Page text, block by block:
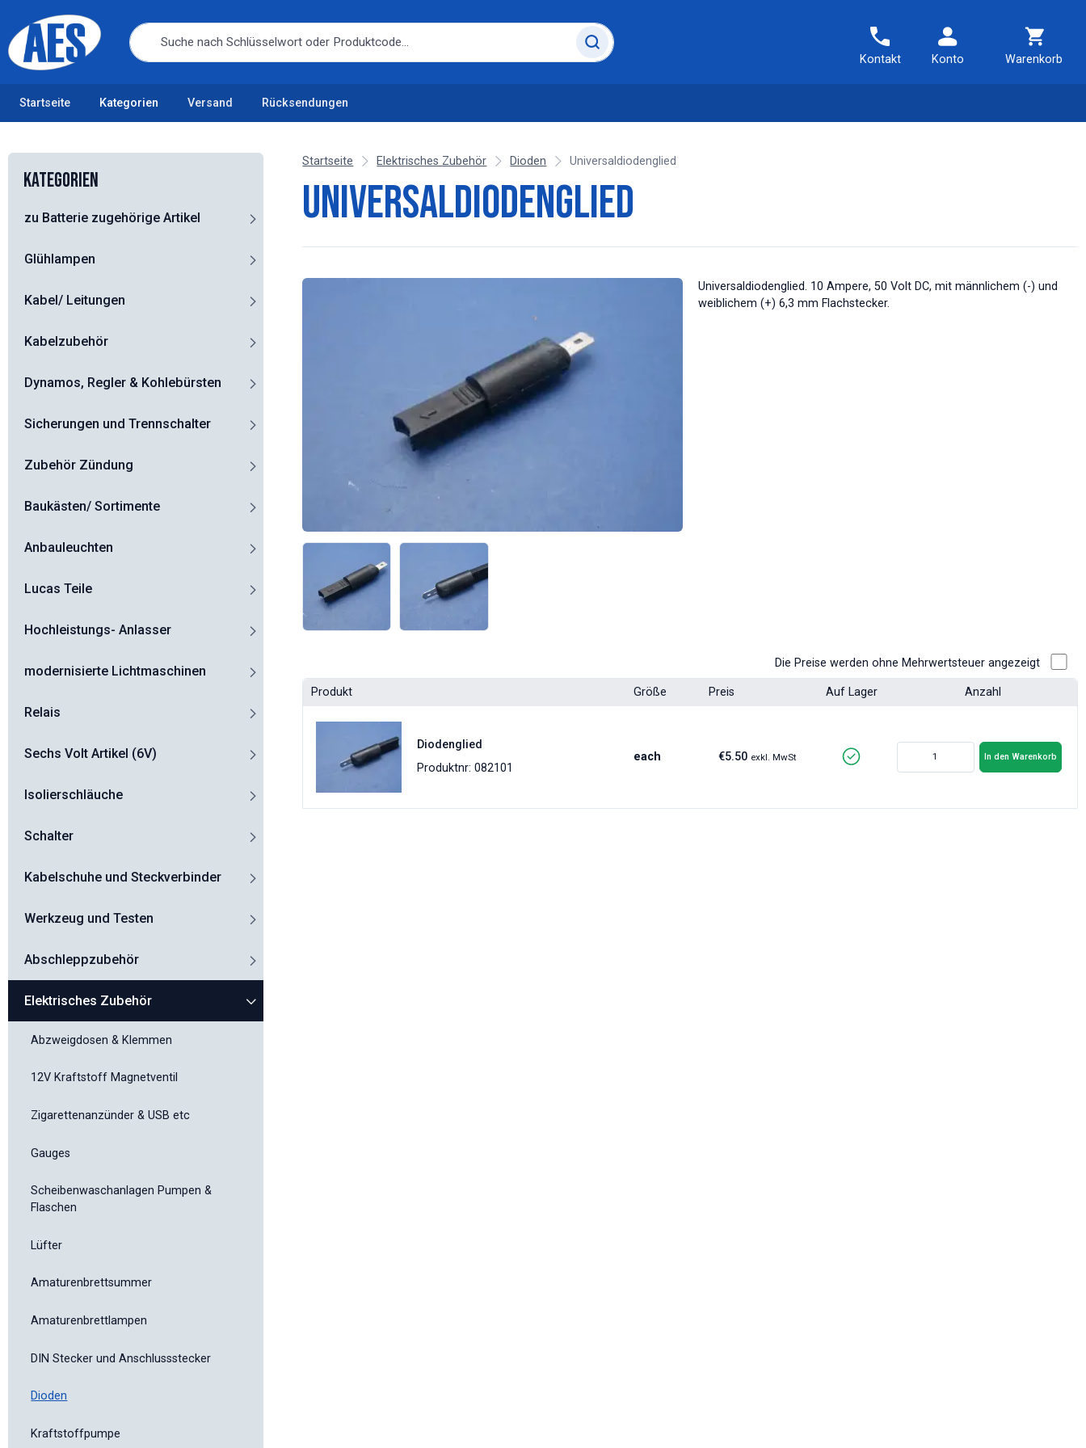
Kontakt Konto Warenkorb
Startseite Kategorien Versand Rücksendungen
Kategorien
zu Batterie zugehörige Artikel
Glühlampen
Kabel/ Leitungen
Kabelzubehör
Dynamos, Regler & Kohlebürsten
Sicherungen und Trennschalter
Zubehör Zündung
Baukästen/ Sortimente
Anbauleuchten
Lucas Teile
Hochleistungs- Anlasser
modernisierte Lichtmaschinen
Relais
Sechs Volt Artikel (6V)
Isolierschläuche
Schalter
Kabelschuhe und Steckverbinder
Werkzeug und Testen
Abschleppzubehör
Elektrisches Zubehör
Abzweigdosen & Klemmen
12V Kraftstoff Magnetventil
Zigarettenanzünder & USB etc
Gauges
Scheibenwaschanlagen Pumpen &
Flaschen
Lüfter
Amaturenbrettsummer
Amaturenbrettlampen
DIN Stecker und Anschlussstecker
Dioden
Kraftstoffpumpe
Startseite Elektrisches Zubehör Dioden Universaldiodenglied
Universaldiodenglied
Universaldiodenglied. 10 Ampere, 50 Volt DC, mit männlichem (-) und
weiblichem (+) 6,3 mm Flachstecker.
Die Preise werden ohne Mehrwertsteuer angezeigt
Produkt Größe Preis Auf Lager Anzahl
Diodenglied
Produktnr: 082101
each €5.50 exkl. MwSt In den Warenkorb